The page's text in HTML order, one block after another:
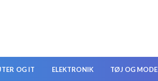
OG IT ELEKTRONIK TØJ OG MODE